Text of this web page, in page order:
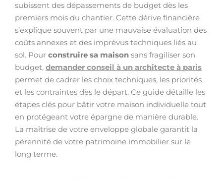
subissent des dépassements de budget dès les
premiers mois du chantier. Cette dérive financière
s’explique souvent par une mauvaise évaluation des
coûts annexes et des imprévus techniques liés au
sol. Pour construire sa maison sans fragiliser son
budget, demander conseil à un architecte à paris
permet de cadrer les choix techniques, les priorités
et les contraintes dès le départ. Ce guide détaille les
étapes clés pour bâtir votre maison individuelle tout
en protégeant votre épargne de manière durable.
La maîtrise de votre enveloppe globale garantit la
pérennité de votre patrimoine immobilier sur le
long terme.